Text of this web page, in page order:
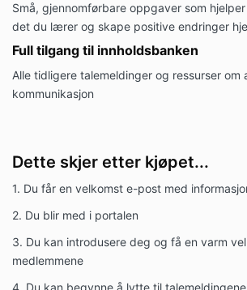
Oppførsel:
Vi forventer en støttende og
tråder
Respekter alle medlemmers
utfordringer
Konstruktive bidrag og støtte til
BETALING OG
Mammaportalen Premium koster
Medlemskapet har 3 måneders
påmeldingsdato
Første betaling trekkes ved
Etter bindingsperioden trekkes
automatisk hver måned
Små, gjennomførbare oppgaver som
det du lærer og skape positive endringer
Full tilgang til innholdsbanken
Alle tidligere talemeldinger og ressurser om
kommunikasjon
Dette skjer etter kjøpet...
1. Du får en velkomst e-post med
2. Du blir med i portalen
3. Du kan introdusere deg og få en varm
medlemmene